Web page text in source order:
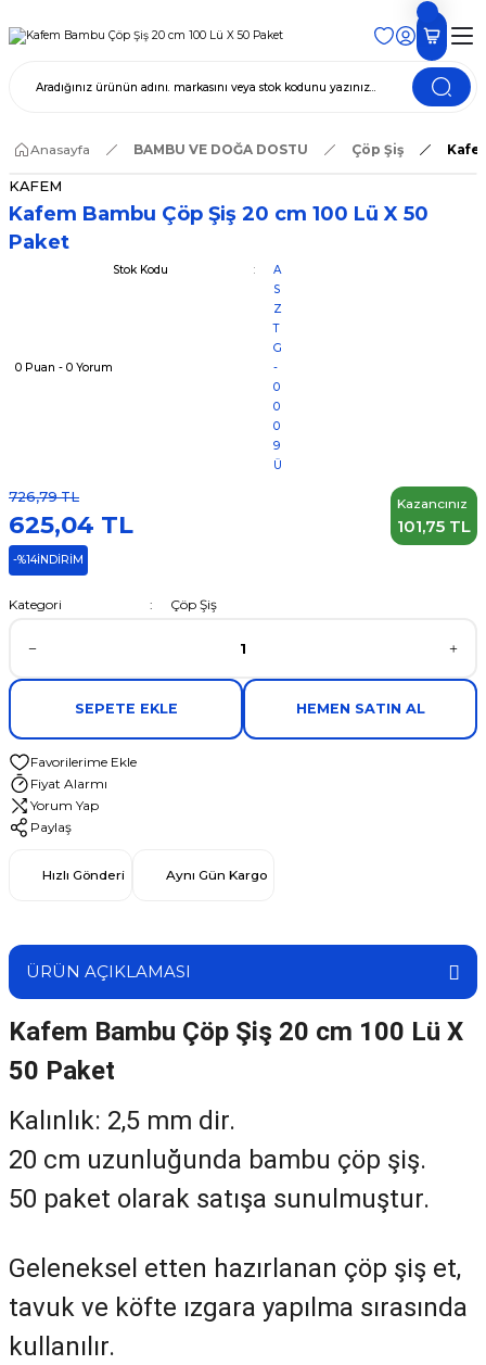
Anasayfa BAMBU VE DOĞA DOSTU Çöp Şiş
KAFEM
Kafem Bambu Çöp Şiş 20 cm 100 Lü X 50
Paket
0 Puan - 0 Yorum
Stok Kodu
A
S
Z
T
G
-
0
0
0
9
Ü
726,79 TL
625,04 TL
-%14İNDİRİM
Kazancınız
101,75 TL
Kategori Çöp Şiş
SEPETE EKLE HEMEN SATIN AL
Fiyat Alarmı
Yorum Yap
Paylaş
Hızlı Gönderi Aynı Gün Kargo
ÜRÜN AÇIKLAMASI
Kafem Bambu Çöp Şiş 20 cm 100 Lü X
50 Paket
Kalınlık: 2,5 mm dir.
20 cm uzunluğunda bambu çöp şiş.
50 paket olarak satışa sunulmuştur.
Geleneksel etten hazırlanan çöp şiş et,
tavuk ve köfte ızgara yapılma sırasında
kullanılır.